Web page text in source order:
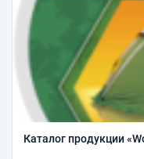
Каталог продукции